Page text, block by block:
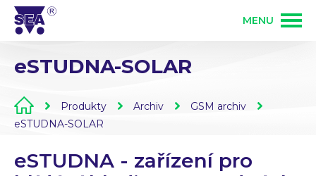
PRODUKTY
GSM produkty
PLC programovatelné automaty
SLUŽBY
Vývoj elektroniky
ŘEŠENÍ
MENU
eSTUDNA-SOLAR
Produkty Archiv
GSM archiv
eSTUDNA-SOLAR
eSTUDNA - zařízení pro